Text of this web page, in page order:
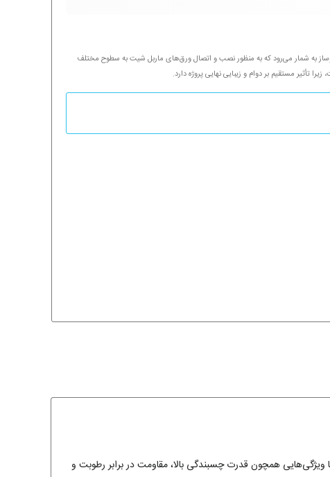
به شمار می‌رود که به منظور نصب و اتصال ورق‌های ماربل شیت به سطوح مختلف
مستقیم بر دوام و زیبایی نهایی پروژه دارد.
ویژگی‌هایی همچون قدرت چسبندگی بالا، مقاومت در برابر رطوبت و